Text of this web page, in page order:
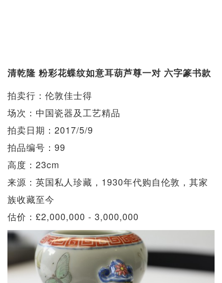
清乾隆 粉彩花蝶纹如意耳葫芦尊一对 六字篆书款
拍卖行：伦敦佳士得
场次：中国瓷器及工艺精品
拍卖日期：2017/5/9
拍品编号：99
高度：23cm
来源：英国私人珍藏，1930年代购自伦敦，其家
族收藏至今
估价：£2,000,000 - 3,000,000